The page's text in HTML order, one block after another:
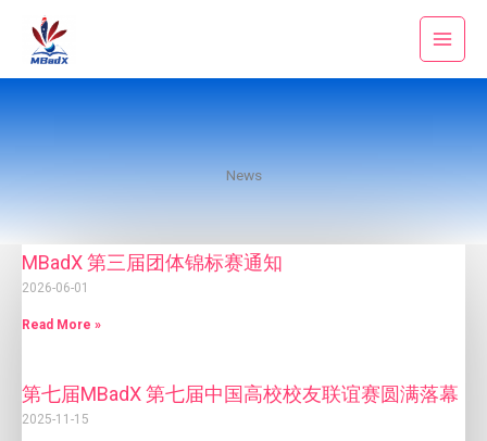
content
News
MBadX 第三届团体锦标赛通知
2026-06-01
Read More »
第七届MBadX 第七届中国高校校友联谊赛圆满落幕
2025-11-15